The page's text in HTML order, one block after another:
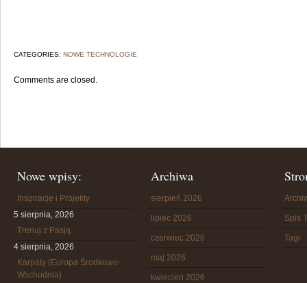
CATEGORIES: NOWE TECHNOLOGIE
Comments are closed.
Nowe wpisy:
Inspiracje i Projekty
5 sierpnia, 2026
Trenuj z Pasją
4 sierpnia, 2026
Karpaty (Europa Środkowo-
Wschodnia)
Archiwa
sierpień 2026
lipiec 2026
czerwiec 2026
maj 2026
kwiecień 2026
Spis
Tagi